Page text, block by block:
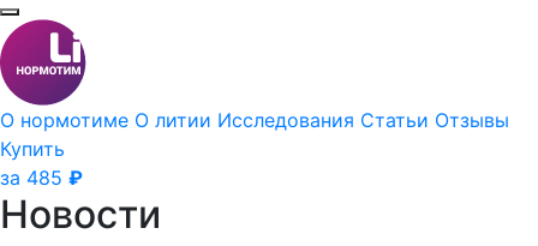
О нормотиме О литии Исследования Статьи Отзывы
Купить
за 485 ₽
Новости